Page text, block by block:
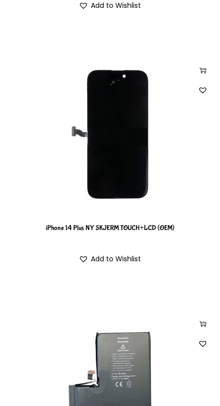
Add to Wishlist
iPhone 14 Plus NY SKJERM TOUCH+LCD (OEM)
Add to Wishlist